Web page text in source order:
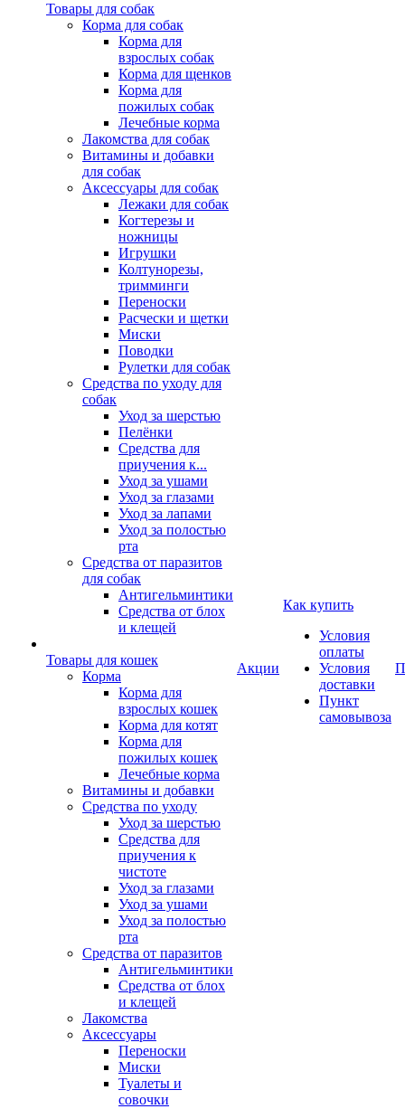
Товары для собак
Корма для собак
Корма для
взрослых собак
Корма для щенков
Корма для
пожилых собак
Лечебные корма
Лакомства для собак
Витамины и добавки
для собак
Аксессуары для собак
Лежаки для собак
Когтерезы и
ножницы
Игрушки
Колтунорезы,
тримминги
Переноски
Расчески и щетки
Миски
Поводки
Рулетки для собак
Средства по уходу для
собак
Уход за шерстью
Пелёнки
Средства для
приучения к...
Уход за ушами
Уход за глазами
Уход за лапами
Уход за полостью
рта
Средства от паразитов
для собак
Антигельминтики
Средства от блох
и клещей
Товары для кошек
Корма
Корма для
взрослых кошек
Корма для котят
Корма для
пожилых кошек
Лечебные корма
Витамины и добавки
Средства по уходу
Уход за шерстью
Средства для
приучения к
чистоте
Уход за глазами
Уход за ушами
Уход за полостью
рта
Средства от паразитов
Антигельминтики
Средства от блох
и клещей
Лакомства
Аксессуары
Переноски
Миски
Туалеты и
совочки
Акции
Как купить
Условия
оплаты
Условия
доставки
Пункт
самовывоза